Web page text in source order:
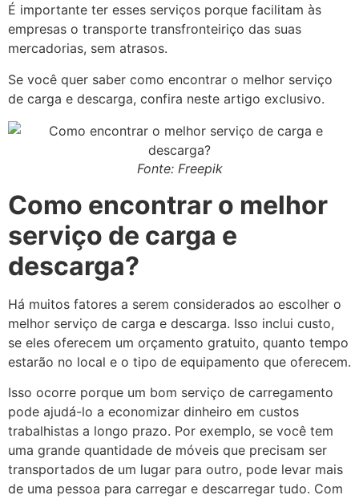
É importante ter esses serviços porque facilitam às
empresas o transporte transfronteiriço das suas
mercadorias, sem atrasos.
Se você quer saber como encontrar o melhor serviço
de carga e descarga, confira neste artigo exclusivo.
Fonte: Freepik
Como encontrar o melhor
serviço de carga e
descarga?
Há muitos fatores a serem considerados ao escolher o
melhor serviço de carga e descarga. Isso inclui custo,
se eles oferecem um orçamento gratuito, quanto tempo
estarão no local e o tipo de equipamento que oferecem.
Isso ocorre porque um bom serviço de carregamento
pode ajudá-lo a economizar dinheiro em custos
trabalhistas a longo prazo. Por exemplo, se você tem
uma grande quantidade de móveis que precisam ser
transportados de um lugar para outro, pode levar mais
de uma pessoa para carregar e descarregar tudo. Com